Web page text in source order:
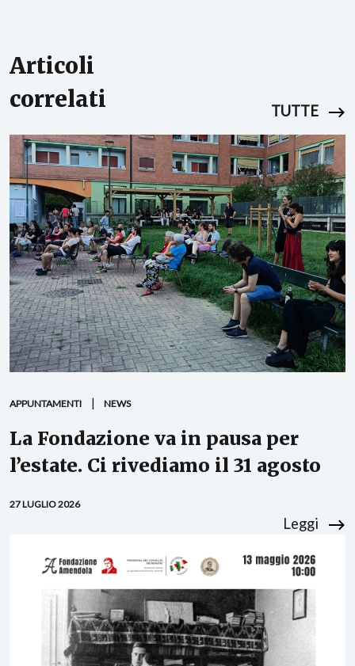
Articoli
correlati
TUTTE
APPUNTAMENTI NEWS
La Fondazione va in pausa per
l’estate. Ci rivediamo il 31 agosto
27 LUGLIO 2026
Leggi